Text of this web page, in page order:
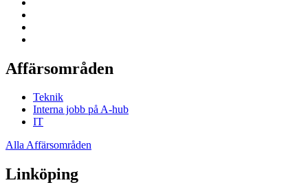
Affärsområden
Teknik
Interna jobb på A-hub
IT
Alla Affärsområden
Linköping